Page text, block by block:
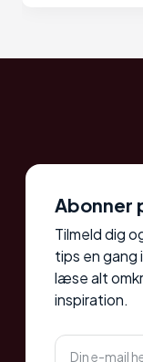
Abonner
Tilmeld dig
tips en gang
læse alt
inspiration.